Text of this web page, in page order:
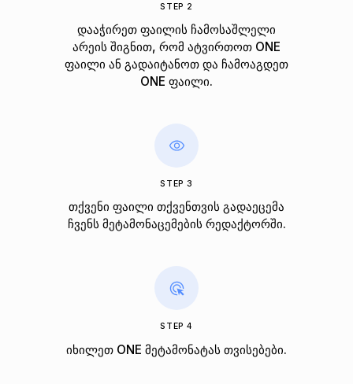
STEP 2
დააჭირეთ ფაილის ჩამოსაშლელი
არეის შიგნით, რომ ატვირთოთ ONE
ფაილი ან გადაიტანოთ და ჩამოაგდეთ
ONE ფაილი.
STEP 3
თქვენი ფაილი თქვენთვის გადაეცემა
ჩვენს მეტამონაცემების რედაქტორში.
STEP 4
იხილეთ ONE მეტამონატას თვისებები.